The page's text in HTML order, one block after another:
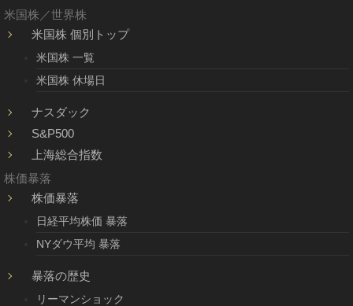
米国株／世界株
米国株 個別トップ
米国株 一覧
米国株 休場日
ナスダック
S&P500
上海総合指数
株価暴落
株価暴落
日経平均株価 暴落
NYダウ平均 暴落
暴落の歴史
リーマンショック